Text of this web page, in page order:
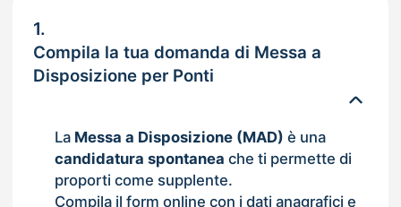
1.
Compila la tua domanda di Messa a
Disposizione per Ponti
La Messa a Disposizione (MAD) è una
candidatura spontanea che ti permette di
proporti come supplente.
Compila il form online con i dati anagrafici e